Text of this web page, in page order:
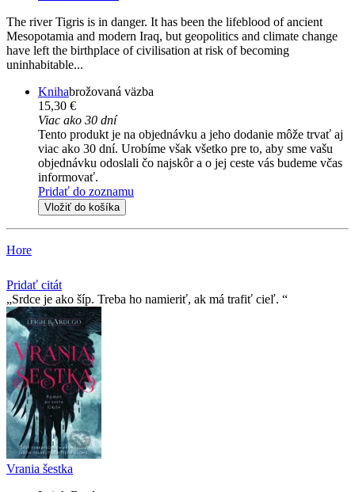
The river Tigris is in danger. It has been the lifeblood of ancient
Mesopotamia and modern Iraq, but geopolitics and climate change
have left the birthplace of civilisation at risk of becoming
uninhabitable...
Knihabrožovaná väzba
15,30 €
Viac ako 30 dní
Tento produkt je na objednávku a jeho dodanie môže trvať aj
viac ako 30 dní. Urobíme však všetko pre to, aby sme vašu
objednávku odoslali čo najskôr a o jej ceste vás budeme včas
informovať.
Pridať do zoznamu
Vložiť do košíka
Hore
Pridať citát
Srdce je ako šíp. Treba ho namieriť, ak má trafiť cieľ.
Vrania šestka